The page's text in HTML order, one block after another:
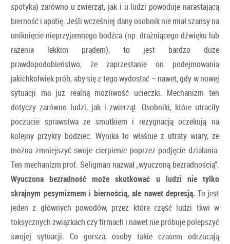
spotyka) zarówno u zwierząt, jak i u ludzi powoduje narastającą
bierność i apatię. Jeśli wcześniej dany osobnik nie miał szansy na
uniknięcie nieprzyjemnego bodźca (np. drażniącego dźwięku lub
rażenia lekkim prądem), to jest bardzo duże
prawdopodobieństwo, że zaprzestanie on podejmowania
jakichkolwiek prób, aby się z tego wydostać – nawet, gdy w nowej
sytuacji ma już realną możliwość ucieczki. Mechanizm ten
dotyczy zarówno ludzi, jak i zwierząt. Osobniki, które utraciły
poczucie sprawstwa ze smutkiem i rezygnacją oczekują na
kolejny przykry bodziec. Wynika to właśnie z utraty wiary, że
można zmniejszyć swoje cierpienie poprzez podjęcie działania.
Ten mechanizm prof. Seligman nazwał „wyuczoną bezradnością”.
Wyuczona bezradność może skutkować u ludzi nie tylko
skrajnym pesymizmem i biernością, ale nawet depresją. To jest
jeden z głównych powodów, przez które część ludzi tkwi w
toksycznych związkach czy firmach i nawet nie próbuje polepszyć
swojej sytuacji. Co gorsza, osoby takie czasem odrzucają